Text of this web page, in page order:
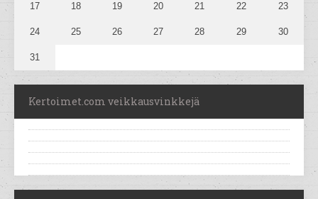
17 18 19 20 21 22 23
24 25 26 27 28 29 30
31
Kertoimet.com veikkausvinkkejä